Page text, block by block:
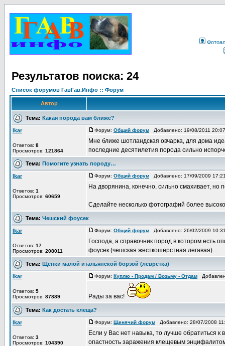
Результатов поиска: 24
Список форумов ГавГав.Инфо :: Форум
Автор
Тема: Какая порода вам ближе?
Ikar
Ответов: 8
Просмотров: 121864
Форум: Общий форум Добавлено: 19/08/2011
Мне ближе шотландская овчарка, для дома
последние десятилетия порода сильно
Тема: Помогите узнать породу…
Ikar
Ответов: 1
Просмотров: 60659
Форум: Общий форум Добавлено: 17/09/2009
На дворянина, конечно, сильно смахивает, но
Сделайте несколько фотографий более
Тема: Чешский фоусек
Ikar
Ответов: 17
Просмотров: 208011
Форум: Общий форум Добавлено: 26/02/2009
Господа, а справочник пород в котором есть
фоусек (чешская жесткошерстная легавая)...
Тема: Щенки малой итальянской борзой (левретка)
Ikar
Ответов: 5
Просмотров: 87889
Форум: Куплю - Продам / Возьму - Отдам
Рады за вас!
Тема: Как достать клеща?
Ikar
Ответов: 3
Просмотров: 104390
Форум: Щенячий форум Добавлено: 28/07/2008
Если у Вас нет навыка, то лучше обратиться к
опастность заражения клещевым